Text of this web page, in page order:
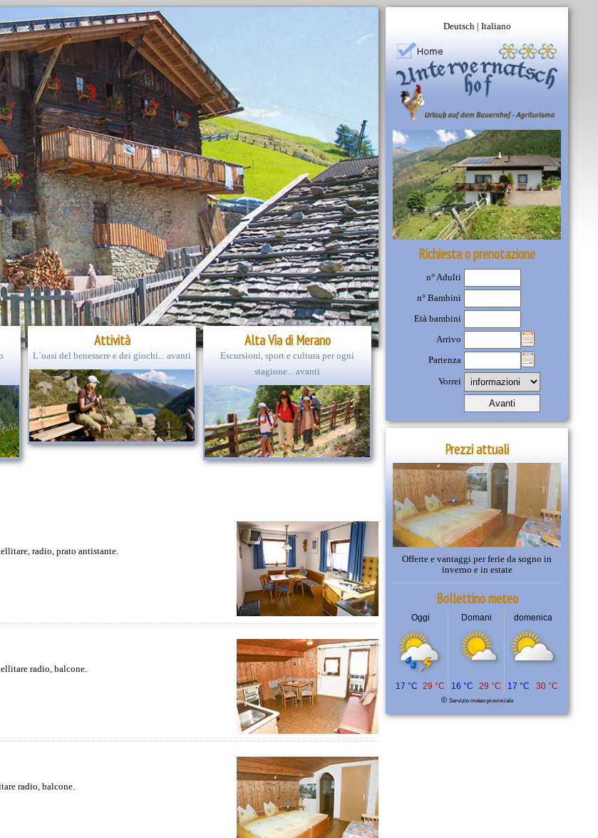
Attività
L`oasi del benessere e dei giochi... avanti
Alta Via di Merano
Escursioni, sport e cultura per ogni
stagione... avanti
Deutsch Italiano
Richiesta o prenotazione
n° Adulti
n° Bambini
Età bambini
Arrivo
Partenza
Vorrei
Prezzi attuali
Offerte e vantaggi per ferie da sogno in
inverno e in estate
Bollettino meteo
Oggi Domani domenica
© Servizio meteo provinciale
17 °C 29 °C 16 °C 29 °C 17 °C 30 °C
radio, prato antistante.
radio, balcone.
radio, balcone.